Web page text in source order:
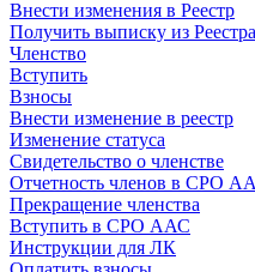
Внести изменения в Реестр
Получить выписку из Реестра
Членство
Вступить
Взносы
Внести изменение в реестр
Изменение статуса
Свидетельство о членстве
Отчетность членов в СРО
Прекращение членства
Вступить в СРО ААС
Инструкции для ЛК